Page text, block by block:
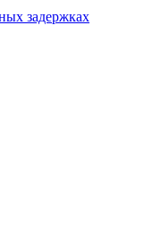
задержках